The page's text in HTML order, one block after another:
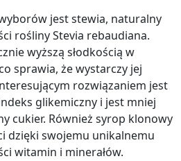
jest stewia, naturalny
rośliny Stevia rebaudiana.
wyższą słodkością w
sprawia, że wystarczy jej
rozwiązaniem jest
glikemiczny i jest mniej
cukier. Również syrop klonowy
dzięki swojemu unikalnemu
witamin i minerałów.